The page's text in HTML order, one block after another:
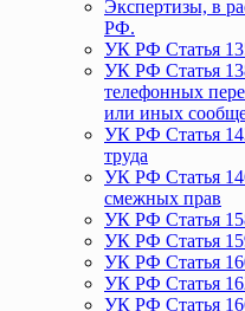
Экспертизы, в
РФ.
УК РФ Статья
УК РФ Статья
телефонных
или иных
УК РФ Статья
труда
УК РФ Статья
смежных прав
УК РФ Статья
УК РФ Статья
УК РФ Статья
УК РФ Статья
УК РФ Статья